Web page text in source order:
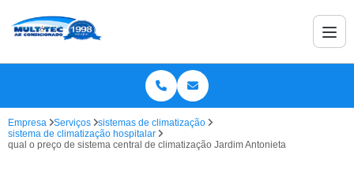
Empresa Serviços
sistemas de climatização
sistema de climatização hospitalar
qual o preço de sistema central de climatização Jardim Antonieta